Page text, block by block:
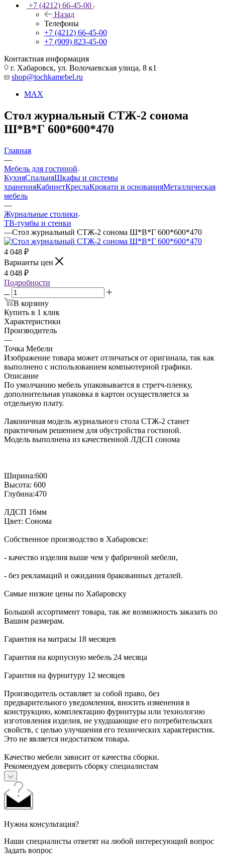
+7 (4212) 66-45-00
Назад
Телефоны
+7 (4212) 66-45-00
+7 (909) 823-45-00
Контактная информация
г. Хабаровск, ул. Волочаевская улица, 8 к1
shop@tochkamebel.ru
MAX
Стол журнальный СТЖ-2 сонома
Ш*В*Г 600*600*470
Главная
—
Мебель для гостиной
КухняСпальняШкафы и системы
храненияКабинетКреслаКровати и основанияМеталлическая
мебель
—
Журнальные столики
ТВ‑тумбы и стенки
—Стол журнальный СТЖ-2 сонома Ш*В*Г 600*600*470
4 048 ₽
Варианты цен
4 048 ₽
Подробности
В корзину
Купить в 1 клик
Характеристики
Производитель
—
Точка Мебели
Изображение товара может отличаться от оригинала, так как
выполнено с использованием компьютерной графики.
Описание
По умолчанию мебель упаковывается в стретч-пленку,
дополнительная упаковка в картон осуществляется за
отдельную плату.
Лаконичная модель журнального стола СТЖ-2 станет
практичным решением для обустройства гостиной.
Модель выполнена из качественной ЛДСП сонома
Ширина:600
Высота: 600
Глубина:470
ЛДСП 16мм
Цвет: Сонома
Собственное производство в Хабаровске:
- качество изделия выше чем у фабричной мебели,
- без рекламаций и ожидания бракованных деталей.
Самые низкие цены по Хабаровску
Большой ассортимент товара, так же возможность заказать по
Вашим размерам.
Гарантия на матрасы 18 месяцев
Гарантия на корпусную мебель 24 месяца
Гарантия на фурнитуру 12 месяцев
Производитель оставляет за собой право, без
предварительного уведомления, вносить изменения в
конструкцию, комплектацию фурнитуры или технологию
изготовления изделия, не ухудшающие его потребительских
свойств, с целью улучшения его технических характеристик.
Это не является недостатком товара.
Качество мебели зависит от качества сборки.
Рекомендуем доверить сборку специалистам
Нужна консультация?
Наши специалисты ответят на любой интересующий вопрос
Задать вопрос